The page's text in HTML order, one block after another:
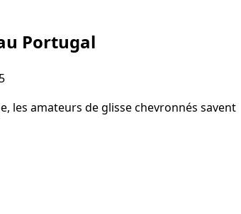
Portugal
les amateurs de glisse chevronnés savent